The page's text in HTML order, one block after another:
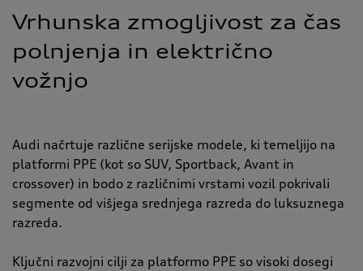
Vrhunska zmogljivost za čas
polnjenja in električno
vožnjo
Audi načrtuje različne serijske modele, ki temeljijo na
platformi PPE (kot so SUV, Sportback, Avant in
crossover) in bodo z različnimi vrstami vozil pokrivali
segmente od višjega srednjega razreda do luksuznega
razreda.
Ključni razvojni cilji za platformo PPE so visoki dosegi